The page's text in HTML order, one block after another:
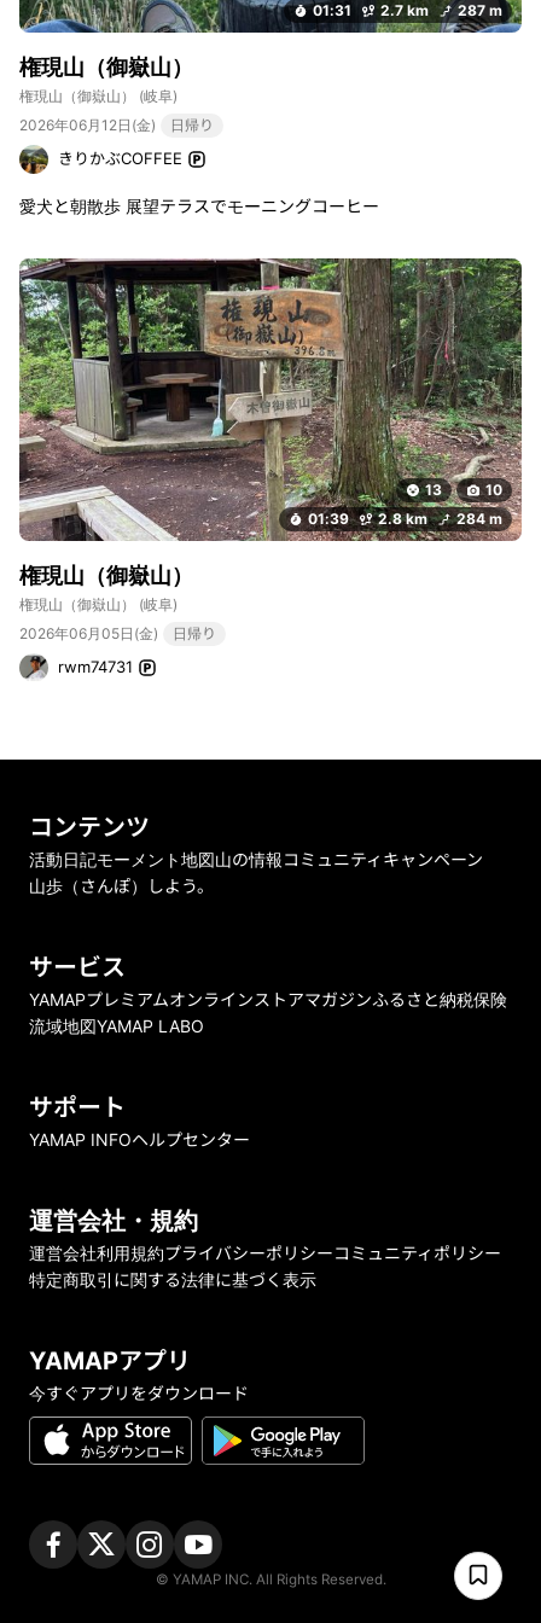
01:31
2.7 km 287 m
権現山（御嶽山）
権現山（御嶽山） (岐阜)
2026年06月12日(金)
日帰り
きりかぶCOFFEE
愛犬と朝散歩 展望テラスでモーニングコーヒー
13
10
01:39
2.8 km 284 m
権現山（御嶽山）
権現山（御嶽山） (岐阜)
2026年06月05日(金)
日帰り
rwm74731
コンテンツ
活動日記モーメント地図山の情報コミュニティ キャンペーン
山歩（さんぽ）しよう。
サービス
YAMAPプレミアムオンラインストアマガジンふるさと納税保険
流域地図YAMAP LABO
サポート
YAMAP INFOヘルプセンター
運営会社・規約
運営会社利用規約プライバシーポリシーコミュニティポリシー
特定商取引に関する法律に基づく表示
YAMAPアプリ
今すぐアプリをダウンロード
© YAMAP INC. All Rights Reserved.